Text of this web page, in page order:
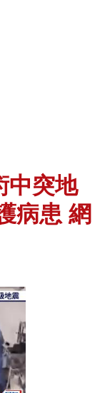
中突地
病患 網